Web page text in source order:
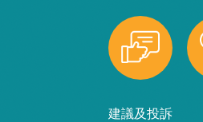
建議及投訴